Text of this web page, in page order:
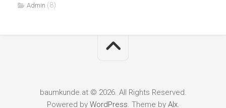
Admin (8)
baumkunde.at © 2026. All Rights Reserved.
Powered by WordPress. Theme by Alx.